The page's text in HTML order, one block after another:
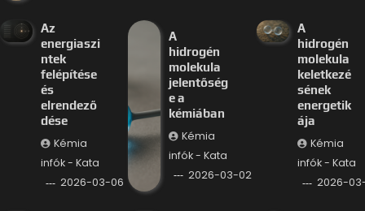
Az
energiaszi
ntek
felépítése
és
elrendező
dése
Kémia
infók - Kata
2026-03-06
A
hidrogén
molekula
jelentőség
e a
kémiában
Kémia
infók - Kata
2026-03-02
A
hidrogén
molekula
keletkezé
sének
energetik
ája
Kémia
infók - Kata
2026-